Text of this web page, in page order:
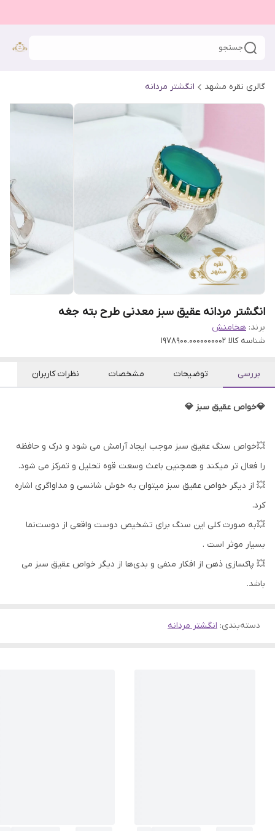
جستجو
گالری نقره مشهد انگشتر مردانه
انگشتر مردانه عقیق سبز معدنی طرح بته جغه
برند: هخامنش
شناسه کالا 1978900.0000000002
بررسی توضیحات مشخصات نظرات کاربران
💎خواص عقیق سبز 💎
💥خواص سنگ عقیق سبز موجب ایجاد آرامش می شود و درک و حافظه
را فعال تر میکند و همچنین باعث وسعت قوه تحلیل و تمرکز می شود.
💥 از دیگر خواص عقیق سبز میتوان به خوش شانسی و مداواگری اشاره
کرد.
💥به صورت کلی این سنگ برای تشخیص دوست واقعی از دوست‌نما
بسیار موثر است .
💥 پاکسازی ذهن از افکار منفی و بدی‌ها از دیگر خواص عقیق سبز می
باشد.​​​​​​
دسته‌بندی: انگشتر مردانه